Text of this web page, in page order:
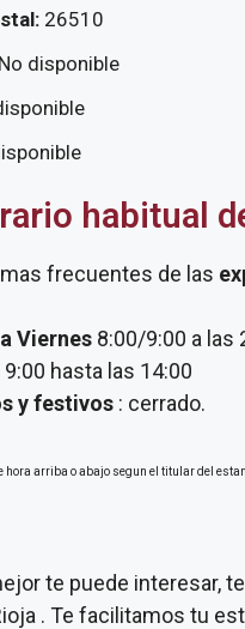
26510
No disponible
habitual
frecuentes de las
Viernes 8:00/9:00 a las
9:00 hasta las 14:00
y festivos : cerrado.
hora arriba o abajo segun el titular del
te puede interesar,
. Te facilitamos tu